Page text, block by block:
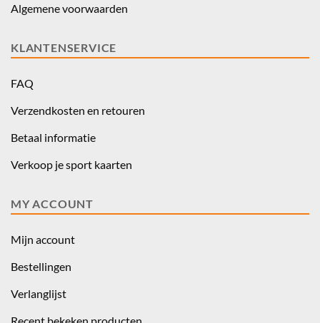
Algemene voorwaarden
KLANTENSERVICE
FAQ
Verzendkosten en retouren
Betaal informatie
Verkoop je sport kaarten
MY ACCOUNT
Mijn account
Bestellingen
Verlanglijst